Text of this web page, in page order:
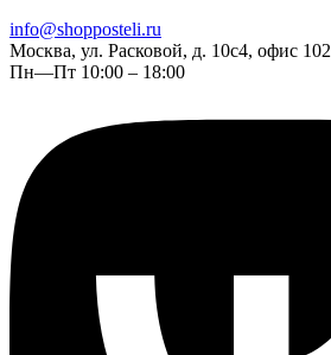
info@shopposteli.ru
Москва, ул. Расковой, д. 10с4, офис 102
Пн—Пт 10:00 – 18:00